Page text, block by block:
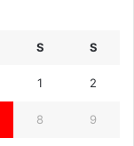
S S
1 2
8 9